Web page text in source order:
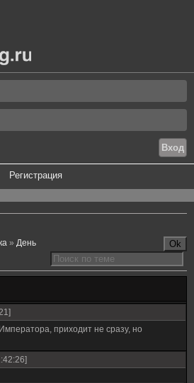
Регистрация
» День
приходит не сразу, но